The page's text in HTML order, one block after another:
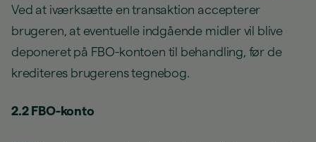
Ved at iværksætte en transaktion accepterer
brugeren, at eventuelle indgående midler vil blive
deponeret på FBO-kontoen til behandling, før de
krediteres brugerens tegnebog.
2.2 FBO-konto